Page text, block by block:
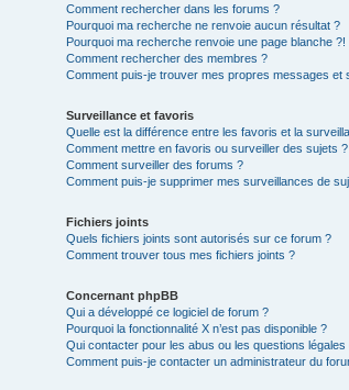
Comment rechercher dans les forums ?
Pourquoi ma recherche ne renvoie aucun résultat ?
Pourquoi ma recherche renvoie une page blanche ?!
Comment rechercher des membres ?
Comment puis-je trouver mes propres messages et
Surveillance et favoris
Quelle est la différence entre les favoris et la
Comment mettre en favoris ou surveiller des sujets ?
Comment surveiller des forums ?
Comment puis-je supprimer mes surveillances de
Fichiers joints
Quels fichiers joints sont autorisés sur ce forum ?
Comment trouver tous mes fichiers joints ?
Concernant phpBB
Qui a développé ce logiciel de forum ?
Pourquoi la fonctionnalité X n’est pas disponible ?
Qui contacter pour les abus ou les questions
Comment puis-je contacter un administrateur du